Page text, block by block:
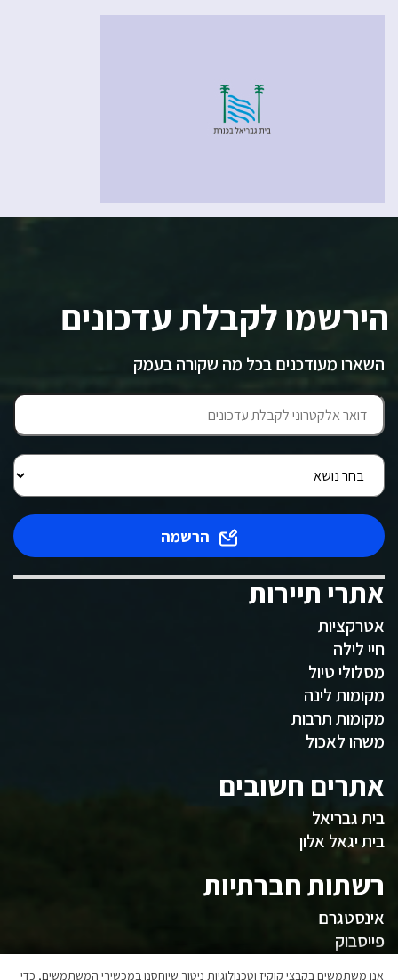
הירשמו לקבלת עדכונים
השארו מעודכנים בכל מה שקורה בעמק
הרשמה
אתרי תיירות
אטרקציות
חיי לילה
מסלולי טיול
מקומות לינה
מקומות תרבות
משהו לאכול
אתרים חשובים
בית גבריאל
בית יגאל אלון
רשתות חברתיות
אינסטגרם
פייסבוק
אנו משתמשים בקבצי קוקיז וטכנולוגיות ניטור שיוחסנו במכשירי המשתמשים, כדי